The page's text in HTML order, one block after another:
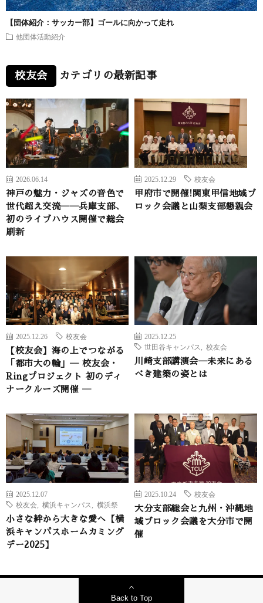
【団体紹介：サッカー部】ゴールに向かって走れ
他団体活動紹介
校友会 カテゴリの最新記事
2026.06.14
神戸の魅力・ジャズの音色で
世代超え交流――兵庫支部、
初のライブハウス開催で総会
刷新
2025.12.29 校友会
甲府市で開催!関東甲信地域ブ
ロック会議と山梨支部懇親会
2025.12.26 校友会
【校友会】海の上でつながる
「都市大の輪」― 校友会・
Ringプロジェクト 初のディ
ナークルーズ開催 ―
2025.12.25
世田谷キャンパス
校友会
川崎支部講演会―未来にある
べき建築の姿とは
2025.12.07
校友会
横浜キャンパス 横浜祭
小さな絆から大きな愛へ【横
浜キャンパスホームカミング
デー2025】
2025.10.24 校友会
大分支部総会と九州・沖縄地
域ブロック会議を大分市で開
催
Back to Top